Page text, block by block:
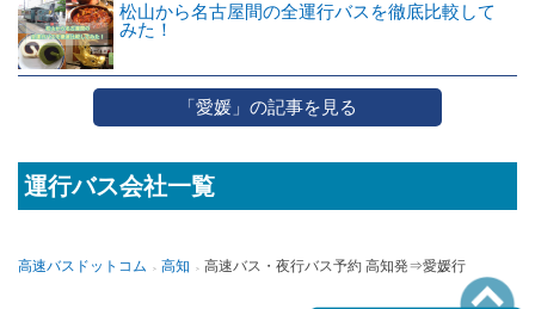
松山から名古屋間の全運行バスを徹底比較して
みた！
「愛媛」の記事を見る
運行バス会社一覧
高速バスドットコム 高知 高速バス・夜行バス予約 高知発⇒愛媛行